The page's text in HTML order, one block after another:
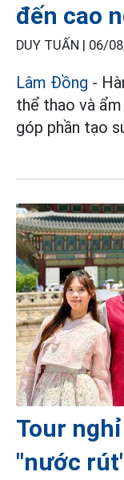
đến cao
DUY TUẤN | 06/
Lâm Đồng -
thể thao và
góp phần tạo
Tour
"nước